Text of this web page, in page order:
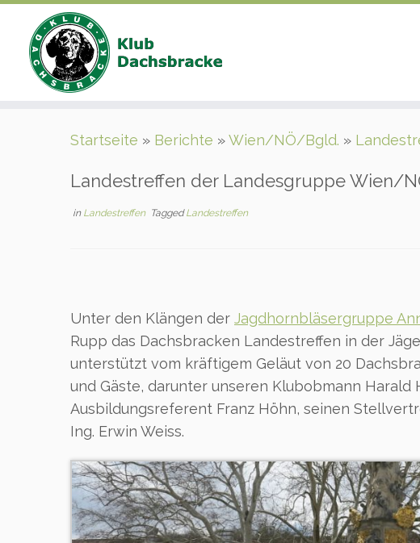
Startseite » Berichte »Wien/NÖ/Bgld. »
Landestreffen der Landesgruppe Wien/
in Landestreffen TaggedLandestreffen
Unter den Klängen der Jagdhornbläsergruppe
Rupp das Dachsbracken Landestreffen in der
unterstützt vom kräftigem Geläut von 20
und Gäste, darunter unseren Klubobmann
Ausbildungsreferent Franz Höhn, seinen
Ing. Erwin Weiss.